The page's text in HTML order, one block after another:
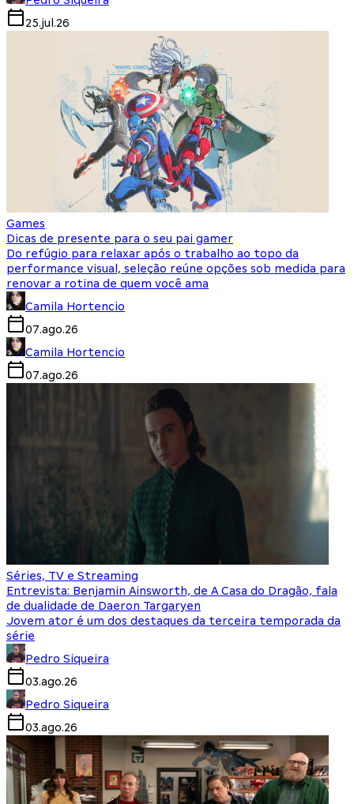
25.jul.26
Games
Dicas de presente para o seu pai gamer
Do refúgio para relaxar após o trabalho ao topo da
performance visual, seleção reúne opções sob medida para
renovar a rotina de quem você ama
Camila Hortencio
07.ago.26
Camila Hortencio
07.ago.26
Séries, TV e Streaming
Entrevista: Benjamin Ainsworth, de A Casa do Dragão, fala
de dualidade de Daeron Targaryen
Jovem ator é um dos destaques da terceira temporada da
série
Pedro Siqueira
03.ago.26
Pedro Siqueira
03.ago.26